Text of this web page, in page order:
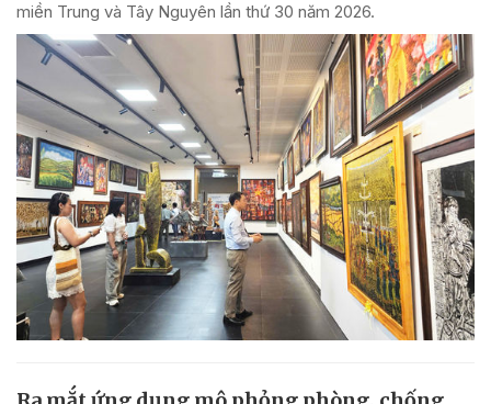
miền Trung và Tây Nguyên lần thứ 30 năm 2026.